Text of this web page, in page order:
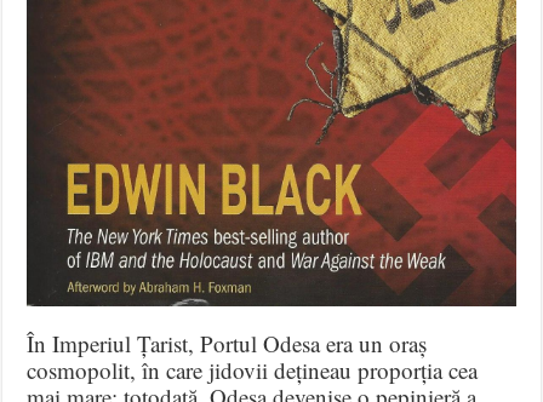
În Imperiul Țarist, Portul Odesa era un oraș
cosmopolit, în care jidovii dețineau proporția cea